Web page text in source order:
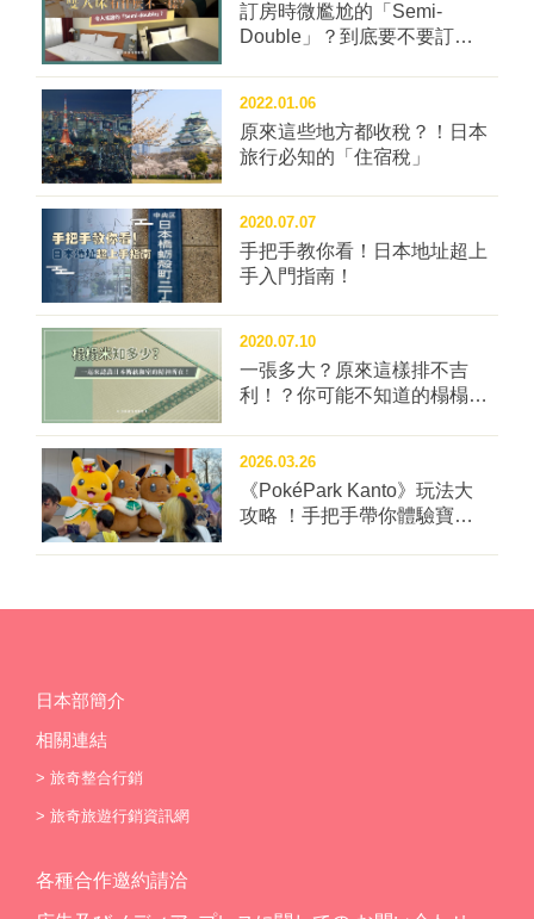
訂房時微尷尬的「Semi-
Double」？到底要不要訂這
2022.01.06
原來這些地方都收稅？！日本
旅行必知的「住宿稅」
2020.07.07
手把手教你看！日本地址超上
手入門指南！
2020.07.10
一張多大？原來這樣排不吉
利！？你可能不知道的榻榻米
2026.03.26
《PokéPark Kanto》玩法大
攻略 ！手把手帶你體驗寶可
日本部簡介
相關連結
> 旅奇整合行銷
> 旅奇旅遊行銷資訊網
各種合作邀約請洽